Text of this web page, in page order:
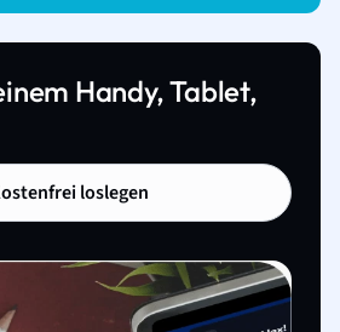
Handy, Tablet,
loslegen